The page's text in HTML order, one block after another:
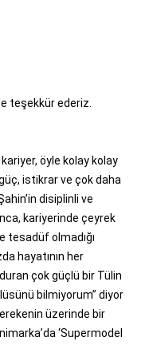
teşekkür ederiz.
kariyer, öyle kolay kolay
istikrar ve çok daha
disiplinli ve
kariyerinde çeyrek
tesadüf olmadığı
hayatının her
çok güçlü bir Tülin
bilmiyorum” diyor
üzerinde bir
‘Supermodel